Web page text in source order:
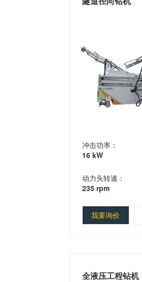
冲击功率：
16 kW
动力头转速：
235 rpm
我要询价
全液压工程钻机